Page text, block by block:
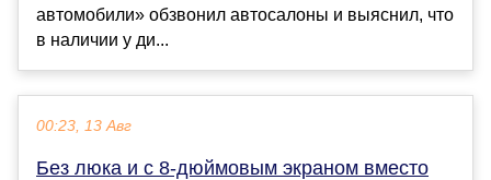
автомобили» обзвонил автосалоны и выяснил, что
в наличии у ди...
00:23, 13 Авг
Без люка и с 8-дюймовым экраном вместо